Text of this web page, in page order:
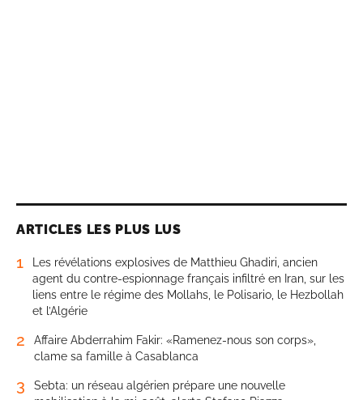
ARTICLES LES PLUS LUS
1
Les révélations explosives de Matthieu Ghadiri, ancien
agent du contre-espionnage français infiltré en Iran, sur les
liens entre le régime des Mollahs, le Polisario, le Hezbollah
et l’Algérie
2
Affaire Abderrahim Fakir: «Ramenez-nous son corps»,
clame sa famille à Casablanca
3
Sebta: un réseau algérien prépare une nouvelle